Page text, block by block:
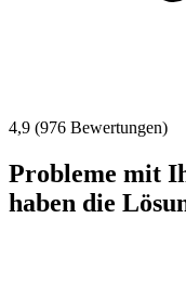
4,9 (976 Bewertungen)
Probleme mit
haben die